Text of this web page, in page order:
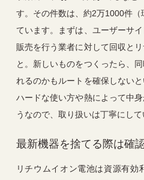
す。その件数は、約2万1000件
ています。まずは、ユーザーサ
販売を行う業者に対して回収と
と。新しいものをつくったら、
れるのかもルートを確保しない
ハードな使い方や熱によって中
うなので、取り扱いは丁寧にして
最新機器を捨てる際は確
リチウムイオン電池は資源有効